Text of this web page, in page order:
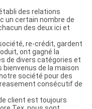
des relations
un certain nombre de
des deux ici et
re-crédit, gardent
ont gagné la
de divers catégories et
de la maison
société pour des
consécutif de
client est toujours